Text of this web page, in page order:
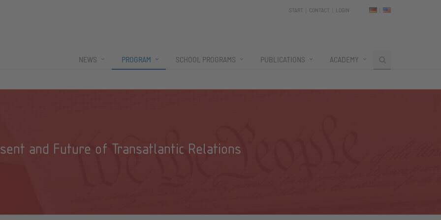
START CONTACT LOGIN
NEWS PROGRAM SCHOOL PROGRAMS PUBLICATIONS ACADEMY
and Future of Transatlantic Relations